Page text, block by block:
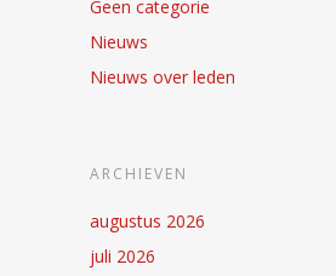
Geen categorie
Nieuws
Nieuws over leden
ARCHIEVEN
augustus 2026
juli 2026